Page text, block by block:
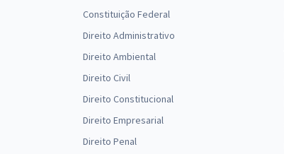
Constituição Federal
Direito Administrativo
Direito Ambiental
Direito Civil
Direito Constitucional
Direito Empresarial
Direito Penal